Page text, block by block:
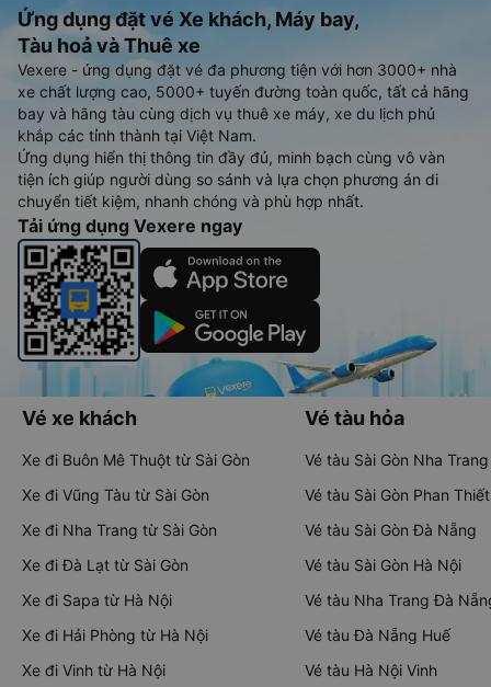
Ứng dụng đặt vé Xe khách, Máy bay,
Tàu hoả và Thuê xe
Vexere - ứng dụng đặt vé đa phương tiện với hơn 3000+ nhà
xe chất lượng cao, 5000+ tuyến đường toàn quốc, tất cả hãng
bay và hãng tàu cùng dịch vụ thuê xe máy, xe du lịch phủ
khắp các tỉnh thành tại Việt Nam.
Ứng dụng hiển thị thông tin đầy đủ, minh bạch cùng vô vàn
tiện ích giúp người dùng so sánh và lựa chọn phương án di
chuyển tiết kiệm, nhanh chóng và phù hợp nhất.
Tải ứng dụng Vexere ngay
Vé xe khách
Xe đi Buôn Mê Thuột từ Sài Gòn
Xe đi Vũng Tàu từ Sài Gòn
Xe đi Nha Trang từ Sài Gòn
Xe đi Đà Lạt từ Sài Gòn
Xe đi Sapa từ Hà Nội
Xe đi Hải Phòng từ Hà Nội
Xe đi Vinh từ Hà Nội
Vé tàu hỏa
Vé tàu Sài Gòn Nha Trang
Vé tàu Sài Gòn Phan Thiết
Vé tàu Sài Gòn Đà Nẵng
Vé tàu Sài Gòn Hà Nội
Vé tàu Nha Trang Đà
Vé tàu Đà Nẵng Huế
Vé tàu Hà Nội Vinh